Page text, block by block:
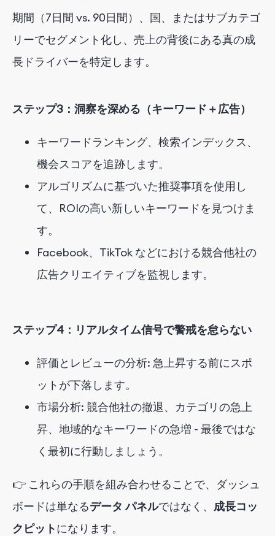
期間（7日間 vs. 90日間）、国、またはサブカテゴ
リーでセグメント化し、売上の背後にある真の成
長ドライバーを特定します。
ステップ3：洞察を深める（キーワード＋広告）
キーワードランキング、検索インデックス、
機会スコアを追跡します。
アルゴリズムに基づいた推奨事項を使用し
て、ROIの高い新しいキーワードを見つけま
す。
Facebook、TikTok などにおける競合他社の
広告クリエイティブを監視します。
ステップ4：リアルタイム信号で警戒を怠らない
評価とレビューの分析: 急上昇する前にスポ
ットが下落します。
市場分析: 競合他社の撤退、カテゴリの急上
昇、地域的なキーワードの急増 - 最後ではな
く最初に行動しましょう。
👉 これらの手順を組み合わせることで、ダッシュ
ボードは単なるデータ パネルではなく 、 成長コッ
クピットになります。